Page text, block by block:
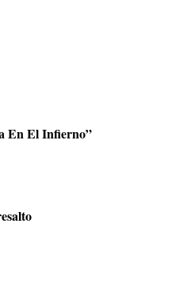
En El Infierno”